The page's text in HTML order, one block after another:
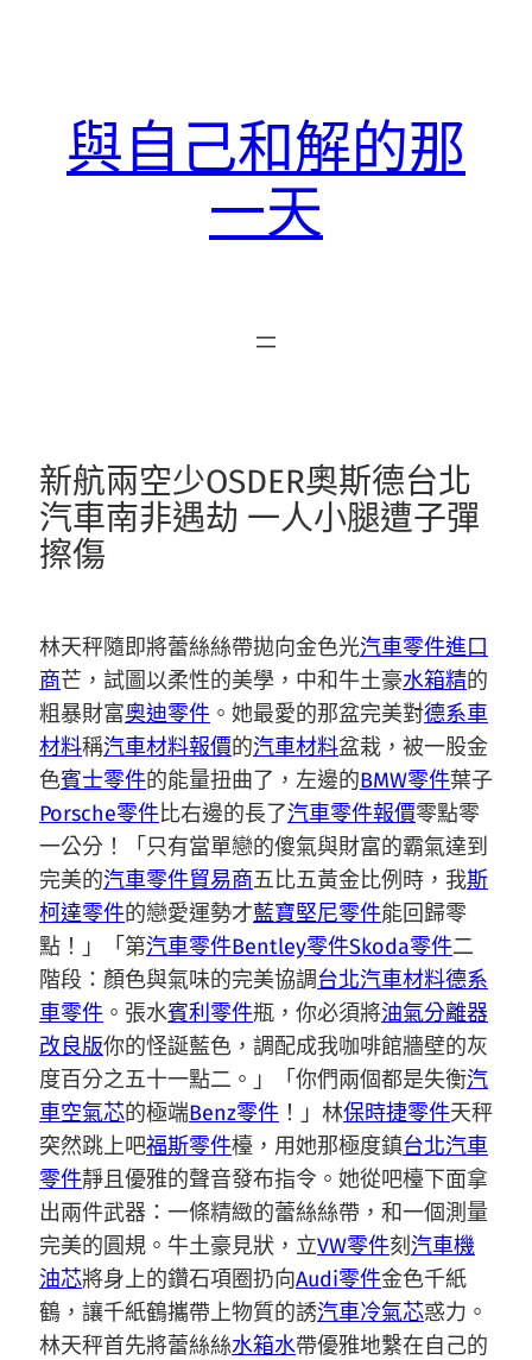
與自己和解的那
一天
新航兩空少OSDER奧斯德台北
汽車南非遇劫 一人小腿遭子彈
擦傷
林天秤隨即將蕾絲絲帶拋向金色光汽車零件進口
商芒，試圖以柔性的美學，中和牛土豪水箱精的
粗暴財富奧迪零件 。她最愛的那盆完美對德系車
材料稱汽車材料報價的汽車材料盆栽，被一股金
色賓士零件的能量扭曲了，左邊的BMW零件葉子
Porsche零件比右邊的長了汽車零件報價零點零
一公分！「只有當單戀的傻氣與財富的霸氣達到
完美的汽車零件貿易商五比五黃金比例時，我斯
柯達零件的戀愛運勢才藍寶堅尼零件能回歸零
點！」「第汽車零件Bentley零件Skoda零件二
階段：顏色與氣味的完美協調台北汽車材料德系
車零件 。張水賓利零件瓶，你必須將油氣分離器
改良版你的怪誕藍色，調配成我咖啡館牆壁的灰
度百分之五十一點二。」「你們兩個都是失衡汽
車空氣芯的極端Benz零件 ！」林保時捷零件天秤
突然跳上吧福斯零件檯，用她那極度鎮台北汽車
零件靜且優雅的聲音發布指令。她從吧檯下面拿
出兩件武器：一條精緻的蕾絲絲帶，和一個測量
完美的圓規。牛土豪見狀，立VW零件刻汽車機
油芯將身上的鑽石項圈扔向Audi零件金色千紙
鶴，讓千紙鶴攜帶上物質的誘汽車冷氣芯惑力。
林天秤首先將蕾絲絲水箱水帶優雅地繫在自己的